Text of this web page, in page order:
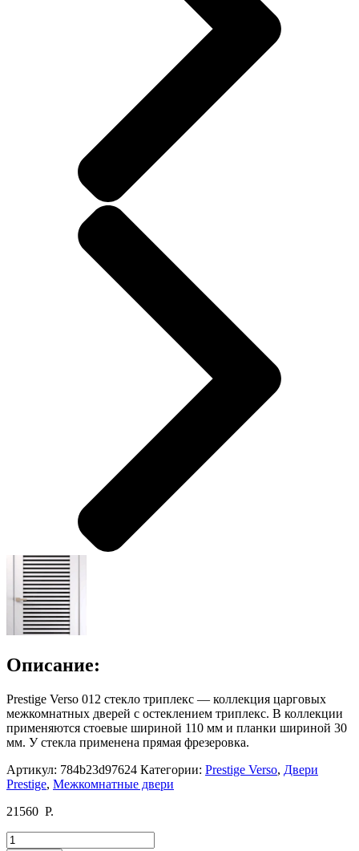
Описание:
Prestige Verso 012 стекло триплекс — коллекция царговых
межкомнатных дверей с остеклением триплекс. В коллекции
применяются стоевые шириной 110 мм и планки шириной 30
мм. У стекла применена прямая фрезеровка.
Артикул: 784b23d97624 Категории: Prestige Verso, Двери
Prestige, Межкомнатные двери
21560 Р.
Количество